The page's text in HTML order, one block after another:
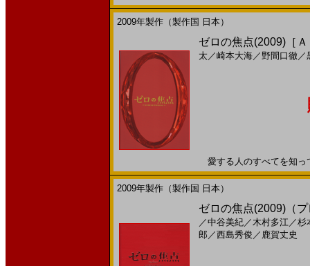
2009年製作（製作国 日本）
ゼロの焦点(2009)［
太 ／崎本大海／ 野間口徹 ／
愛する人のすべてを知
2009年製作（製作国 日本）
ゼロの焦点(2009)（
／中谷美紀／木村多江／杉
郎 ／西島秀俊 ／ 鹿賀丈史